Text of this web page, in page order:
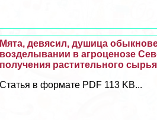
Мята, девясил, душица
возделывании в агроценозе
получения растительного
Статья в формате PDF 113 KB...